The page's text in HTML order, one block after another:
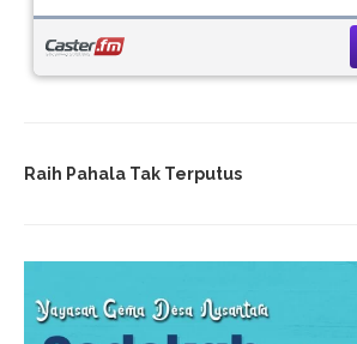
Raih Pahala Tak Terputus